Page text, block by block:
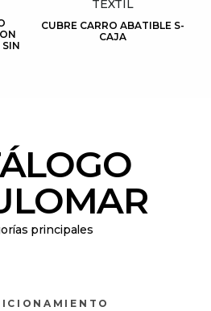
TEXTIL
CUBRE CARRO ABATIBLE S-
CAJA
principales